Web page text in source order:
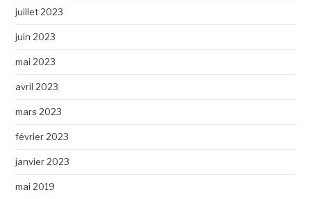
juillet 2023
juin 2023
mai 2023
avril 2023
mars 2023
février 2023
janvier 2023
mai 2019